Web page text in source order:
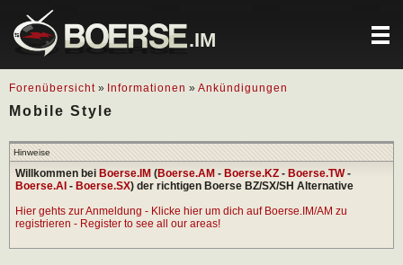
.IM
Forenübersicht » Informationen » Ankündigungen
Mobile Style
Hinweise
Willkommen bei Boerse.IM (Boerse.AM - Boerse.KZ - Boerse.TW-
Boerse.AI - Boerse.SX) der richtigen Boerse BZ/SX/SH Alternative
Hier gehts zur Anmeldung - Klicke hier um dich auf Boerse.IM/AM zu
registrieren - Register to see all our areas!